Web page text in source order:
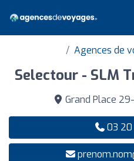
Agences de
Selectour - SLM
Grand Place
03 20